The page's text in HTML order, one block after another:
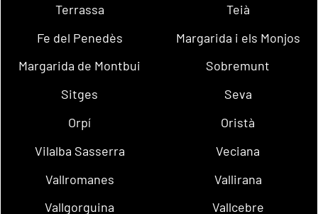
Terrassa
Teià
Fe del Penedès
Margarida i els Monjos
Margarida de Montbui
Sobremunt
Sitges
Seva
Orpí
Oristà
Vilalba Sasserra
Veciana
Vallromanes
Vallirana
Vallgorguina
Vallcebre